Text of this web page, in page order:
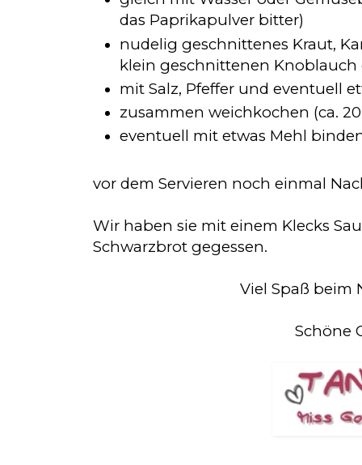
das Paprikapulver bitter)
nudelig geschnittenes Kraut,
klein geschnittenen
mit Salz, Pfeffer und eventuell
zusammen weichkochen (ca.
eventuell mit etwas Mehl
vor dem Servieren noch einmal
Wir haben sie mit einem Klecks
Schwarzbrot gegessen.
Viel Spaß beim
Schöne